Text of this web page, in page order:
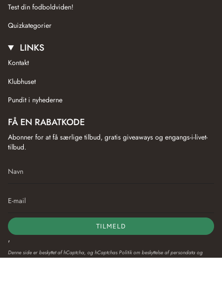
Test din fodboldviden!
Quizkategorier
LINKS
Kontakt
Klubhuset
Pundit i nyhederne
FÅ EN RABATKODE
Abonner for at få særlige tilbud, gratis giveaways og engangs-i-livet-
tilbud.
TILMELD
'
Denne side er beskyttet af hCaptcha, og hCaptchas Politik om beskyttelse af persondata og
Servicevilkårer gældende.